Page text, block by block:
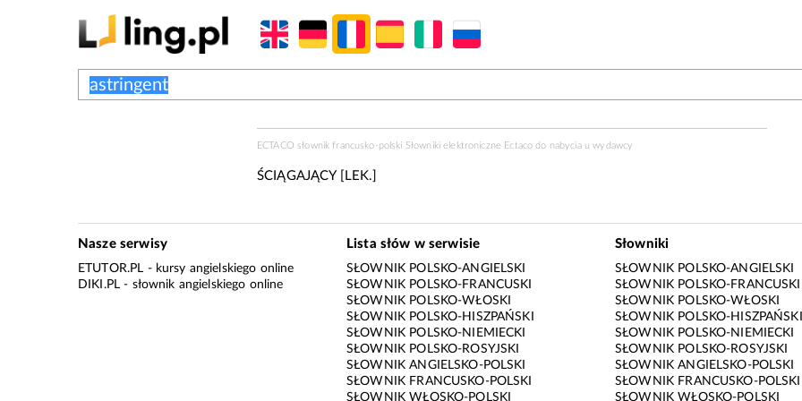
ECTACO słownik francusko-polski Słowniki elektroniczne Ectaco do nabycia uwydawcy
ŚCIĄGAJĄCY [LEK.]
Nasze serwisy
ETUTOR.PL - kursy angielskiego online
DIKI.PL - słownik angielskiego online
Lista słów w serwisie
SŁOWNIK POLSKO-ANGIELSKI
SŁOWNIK POLSKO-FRANCUSKI
SŁOWNIK POLSKO-WŁOSKI
SŁOWNIK POLSKO-HISZPAŃSKI
SŁOWNIK POLSKO-NIEMIECKI
SŁOWNIK POLSKO-ROSYJSKI
SŁOWNIK ANGIELSKO-POLSKI
SŁOWNIK FRANCUSKO-POLSKI
SŁOWNIK WŁOSKO-POLSKI
Słowniki
SŁOWNIK POLSKO-ANGIELSKI
SŁOWNIK POLSKO-FRANCUSKI
SŁOWNIK POLSKO-WŁOSKI
SŁOWNIK POLSKO-HISZPAŃSKI
SŁOWNIK POLSKO-NIEMIECKI
SŁOWNIK POLSKO-ROSYJSKI
SŁOWNIK ANGIELSKO-POLSKI
SŁOWNIK FRANCUSKO-POLSKI
SŁOWNIK WŁOSKO-POLSKI